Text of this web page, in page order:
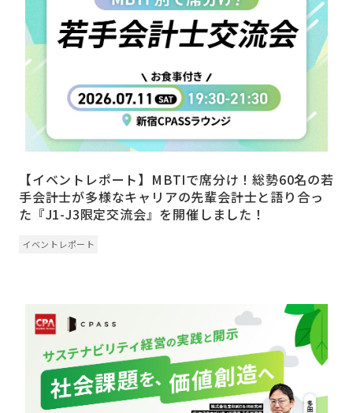
【イベントレポート】MBTIで席分け！総勢60名の若
手会計士が多様なキャリアの先輩会計士と語り合っ
た『J1-J3限定交流会』を開催しました！
イベントレポート